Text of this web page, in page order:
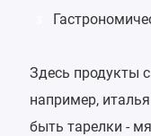
Здесь продукты
например,
быть тарелки -